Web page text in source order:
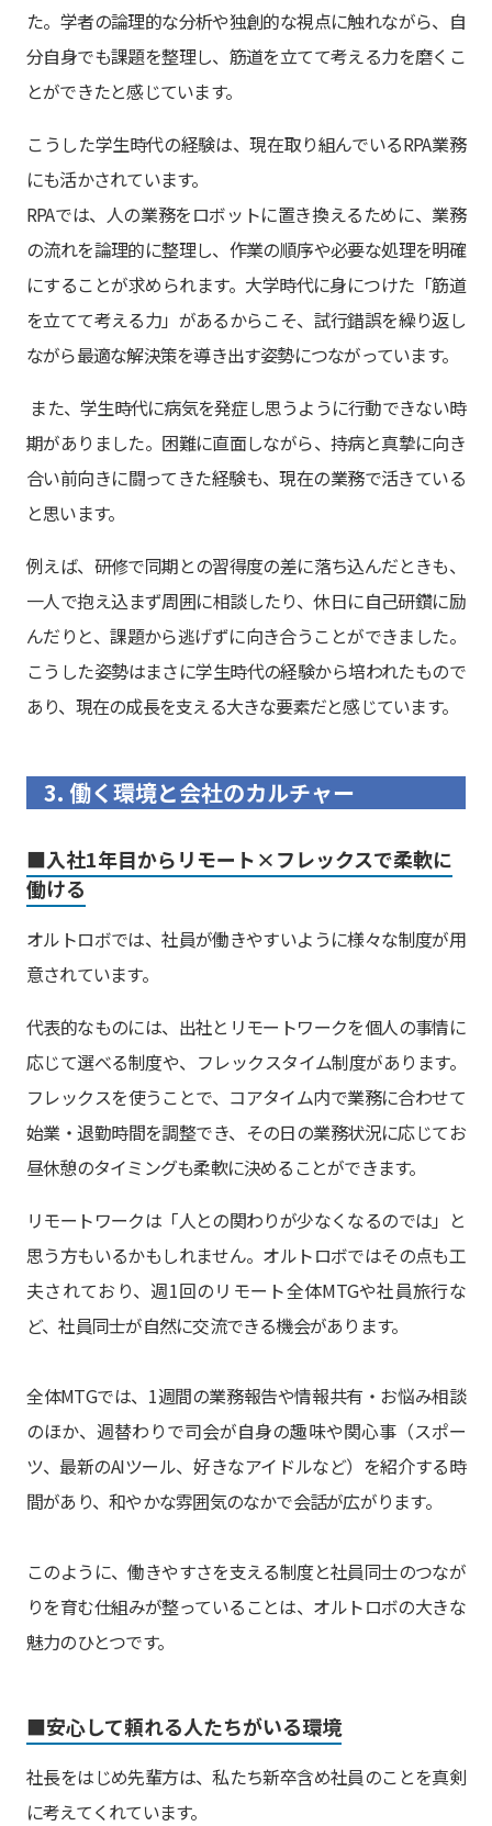
た。学者の論理的な分析や独創的な視点に触れながら、自
分自身でも課題を整理し、筋道を立てて考える力を磨くこ
とができたと感じています。
こうした学生時代の経験は、現在取り組んでいるRPA業務
にも活かされています。
RPAでは、人の業務をロボットに置き換えるために、業務
の流れを論理的に整理し、作業の順序や必要な処理を明確
にすることが求められます。大学時代に身につけた「筋道
を立てて考える力」があるからこそ、試行錯誤を繰り返し
ながら最適な解決策を導き出す姿勢につながっています。
また、学生時代に病気を発症し思うように行動できない時
期がありました。困難に直面しながら、持病と真摯に向き
合い前向きに闘ってきた経験も、現在の業務で活きている
と思います。
例えば、研修で同期との習得度の差に落ち込んだときも、
一人で抱え込まず周囲に相談したり、休日に自己研鑽に励
んだりと、課題から逃げずに向き合うことができました。
こうした姿勢はまさに学生時代の経験から培われたもので
あり、現在の成長を支える大きな要素だと感じています。
3. 働く環境と会社のカルチャー
■入社1年目からリモート×フレックスで柔軟に
働ける
オルトロボでは、社員が働きやすいように様々な制度が用
意されています。
代表的なものには、出社とリモートワークを個人の事情に
応じて選べる制度や、フレックスタイム制度があります。
フレックスを使うことで、コアタイム内で業務に合わせて
始業・退勤時間を調整でき、その日の業務状況に応じてお
昼休憩のタイミングも柔軟に決めることができます。
リモートワークは「人との関わりが少なくなるのでは」と
思う方もいるかもしれません。オルトロボではその点も工
夫されており、週1回のリモート全体MTGや社員旅行な
ど、社員同士が自然に交流できる機会があります。
全体MTGでは、1週間の業務報告や情報共有・お悩み相談
のほか、週替わりで司会が自身の趣味や関心事（スポー
ツ、最新のAIツール、好きなアイドルなど）を紹介する時
間があり、和やかな雰囲気のなかで会話が広がります。
このように、働きやすさを支える制度と社員同士のつなが
りを育む仕組みが整っていることは、オルトロボの大きな
魅力のひとつです。
■安心して頼れる人たちがいる環境
社長をはじめ先輩方は、私たち新卒含め社員のことを真剣
に考えてくれています。